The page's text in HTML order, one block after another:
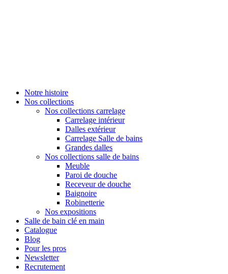
Notre histoire
Nos collections
Nos collections carrelage
Carrelage intérieur
Dalles extérieur
Carrelage Salle de bains
Grandes dalles
Nos collections salle de bains
Meuble
Paroi de douche
Receveur de douche
Baignoire
Robinetterie
Nos expositions
Salle de bain clé en main
Catalogue
Blog
Pour les pros
Newsletter
Recrutement